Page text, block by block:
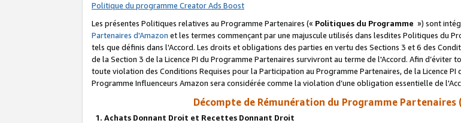
Politique du programme Creator Ads Boost
Les présentes Politiques relatives au Programme Partenaires (« Politiques du Programme ») sont
Partenaires d'Amazon et les termes commençant par une majuscule utilisés dans lesdites Politiques du
tels que définis dans l'Accord. Les droits et obligations des parties en vertu des Sections 3 et 6 des
de la Section 3 de la Licence PI du Programme Partenaires survivront au terme de l'Accord. Afin
toute violation des Conditions Requises pour la Participation au Programme Partenaires, de la Licence
Programme Influenceurs Amazon sera considérée comme la violation d’une obligation essentielle de
Décompte de Rémunération du Programme Partenaires
1. Achats Donnant Droit et Recettes Donnant Droit